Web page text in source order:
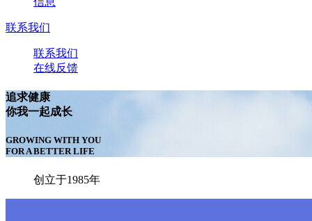
联系我们
联系我们
在线反馈
追求健康
你我一起成长
GROWING WITH YOU
FOR A BETTER LIFE
创立于1985年